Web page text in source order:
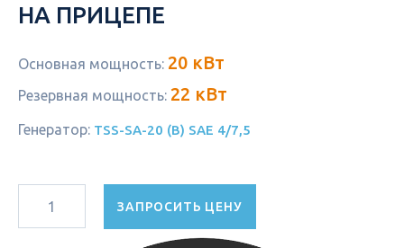
НА ПРИЦЕПЕ
Основная мощность: 20 кВт
Резервная мощность: 22 кВт
Генератор: TSS-SA-20 (B) SAE 4/7,5
ЗАПРОСИТЬ ЦЕНУ